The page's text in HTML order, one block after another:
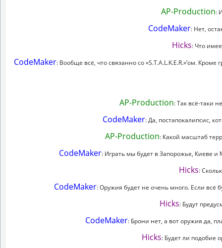
AP-Production:
CodeMaker: Нет,
Hicks: Что
CodeMaker: Вообще всё, что связанно со «S.T.A.L.K.E.R.»’ом.
AP-Production: Так всё-таки
CodeMaker: Да, постапокалипсис,
AP-Production: Какой масштаб
CodeMaker: Играть мы будет в Запорожье, Киеве
Hicks:
CodeMaker: Оружия будет не очень много. Если всё
Hicks: Будут
CodeMaker: Брони нет, а вот оружия да,
Hicks: Будет ли подобие